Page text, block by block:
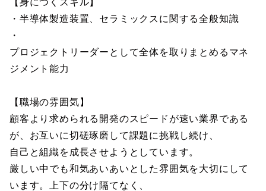
【身につくスキル】
・半導体製造装置、セラミックスに関する全般知識
・
プロジェクトリーダーとして全体を取りまとめるマネ
ジメント能力
【職場の雰囲気】
顧客より求められる開発のスピードが速い業界である
が、お互いに切磋琢磨して課題に挑戦し続け、
自己と組織を成長させようとしています。
厳しい中でも和気あいあいとした雰囲気を大切にして
います。上下の分け隔てなく、